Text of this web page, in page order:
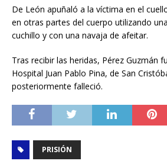
De León apuñaló a la víctima en el
en otras partes del cuerpo utilizando
cuchillo y con una navaja de afeitar.
Tras recibir las heridas, Pérez Guzmán
Hospital Juan Pablo Pina, de San
posteriormente falleció.
PRISIÓN